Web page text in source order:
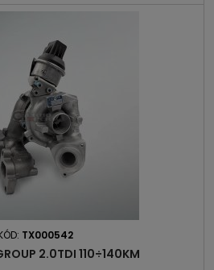
TX000542
2.0TDI 110÷140KM